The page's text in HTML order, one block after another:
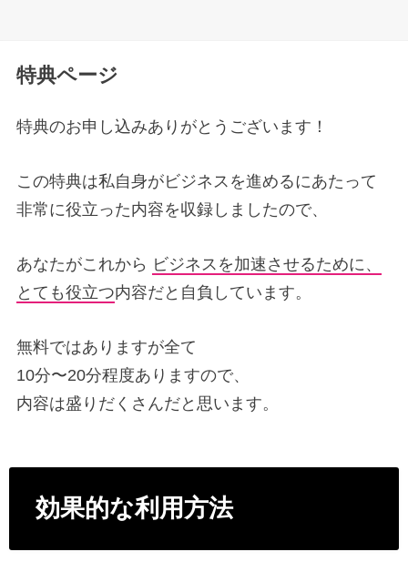
特典ページ
特典のお申し込みありがとうございます！
この特典は私自身がビジネスを進めるにあたって
非常に役立った内容を収録しましたので、
あなたがこれから ビジネスを加速させるために、
とても役立つ内容だと自負しています。
無料ではありますが全て
10分〜20分程度ありますので、
内容は盛りだくさんだと思います。
効果的な利用方法